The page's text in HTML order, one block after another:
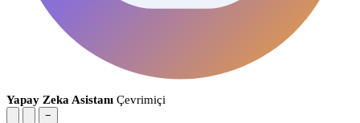
Yapay Zeka Asistanı Çevrimiçi
−